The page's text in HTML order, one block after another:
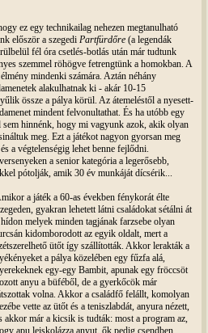
ez egy technikailag nehezen megtanulható
először a szegedi Partfürdőre(a legendák
fél óra csetlés-botlás után már tudtunk
szemmel röhögve fetrengtünk a homokban. A
mindenki számára. Aztán néhány
alakulhatnak ki - akár 10-15
össze a pálya körül. Az átemeléstől a nyesett-
mindent felvonultathat. És ha utóbb egy
sem hinnénk, hogy mi vagyunk azok, akik olyan
meg. Ezt a játékot nagyon gyorsan meg
a végtelenségig lehet benne fejlődni.
a senior kategória a legerősebb,
pótolják, amik 30 év munkáját dícsérik...
a játék a 60-as években fénykorát élte
gyakran lehetett látni családokat sétálni át
melyek minden tagjának farzsebe olyan
kidomborodott az egyik oldalt, mert a
ütőt így szállították. Akkor lerakták a
a pálya közelében egy fűzfa alá,
egy-egy Bambit, apunak egy fröccsöt
anyu a büféből, de a gyerkőcök már
volna. Akkor a családfő felállt, komolyan
vette az ütőt és a teniszlabdát, anyura nézett,
akkor már a kicsik is tudták: most a program az,
apu leiskolázza anyut, ők pedig csendben